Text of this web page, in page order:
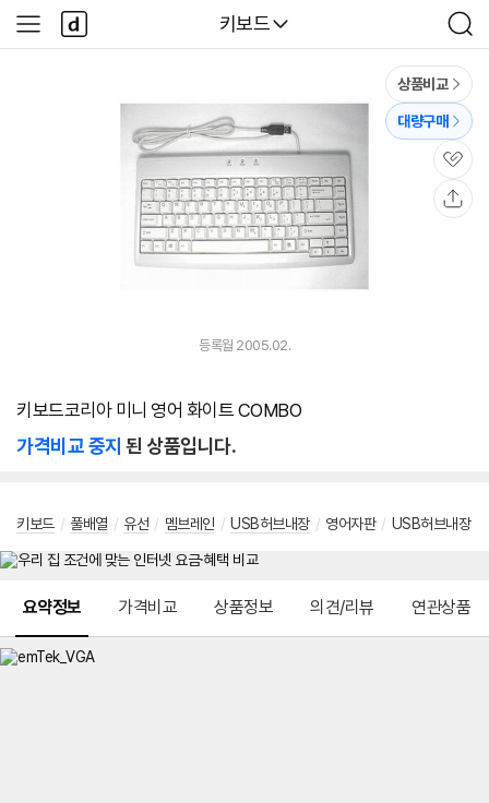
다나와
키보드
검
색
사
이
다
나
와
상품비교
대량구매
관
심
등록월 2005.02.
키보드코리아 미니 영어 화이트 COMBO
가격비교 중지 된 상품입니다.
키보드 / 풀배열 / 유선 / 멤브레인 / USB허브내장 / 영어자판 / USB허브내장
요약정보 가격비교 상품정보 의견/리뷰 연관상품